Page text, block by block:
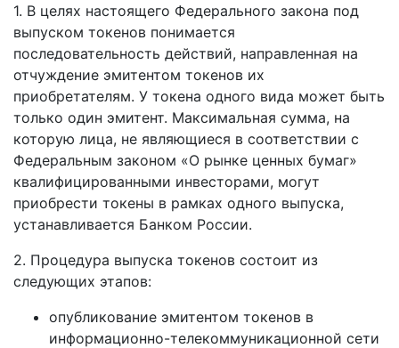
1. В целях настоящего Федерального закона под
выпуском токенов понимается
последовательность действий, направленная на
отчуждение эмитентом токенов их
приобретателям. У токена одного вида может быть
только один эмитент. Максимальная сумма, на
которую лица, не являющиеся в соответствии с
Федеральным законом «О рынке ценных бумаг»
квалифицированными инвесторами, могут
приобрести токены в рамках одного выпуска,
устанавливается Банком России.
2. Процедура выпуска токенов состоит из
следующих этапов:
опубликование эмитентом токенов в
информационно-телекоммуникационной сети